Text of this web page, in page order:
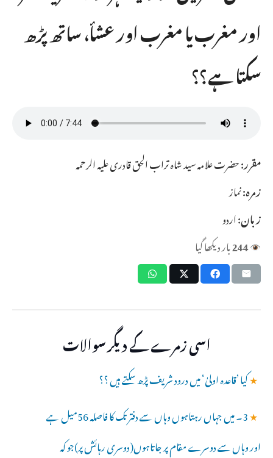
اور مغرب یا مغرب اور عشأ، ساتھ پڑھ
سکتا ہے؟؟
مقرر:حضرت علامہ سید شاہ تراب الحق قادری علیہ الرحمہ
زمرہ:نماز
زبان:اردو
244بار دیکھا گیا
اسی زمرے کے دیگر سوالات
★کیا ’قاعدہ اولیٰ‘ میں درود شریف پڑھ سکتے ہیں ؟؟
★
3۔ میں جہاں رہتاہوں وہاں سے دفتر تک کا فاصلہ 56میل ہے
اور وہاں سے دوسرے مقام پر جاتاہوں(دوسری رہائش پر)جو کہ